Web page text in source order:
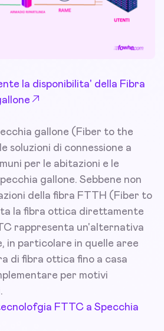
la disponibilita' della Fibra
gallone (Fiber to the
soluzioni di connessione a
per le abitazioni e le
gallone. Sebbene non
della fibra FTTH (Fiber to
la fibra ottica direttamente
rappresenta un'alternativa
in particolare in quelle aree
di fibra ottica fino a casa
per motivi
FTTC a Specchia